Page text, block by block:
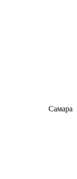
Самара